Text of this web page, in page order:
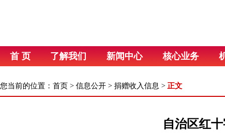
首 页 了解我们 新闻中心 核心业务
您当前的位置： 首页 > 信息公开 > 捐赠收入信息 > 正文
自治区红